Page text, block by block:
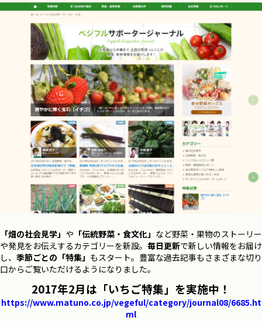
「畑の社会見学」 や 「伝統野菜・食文化」 など野菜・果物のストーリー
や発見をお伝えするカテゴリーを新設。 毎日更新で新しい情報をお届け
し、 季節ごとの「特集」 もスタート。豊富な過去記事もさまざまな切り
口からご覧いただけるようになりました。
2017年2月は「いちご特集」を実施中！
https://www.matuno.co.jp/vegeful/category/journal08/6685.ht
ml